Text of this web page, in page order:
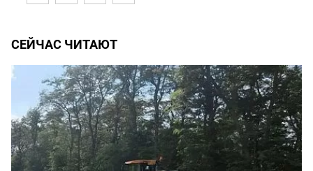
СЕЙЧАС ЧИТАЮТ